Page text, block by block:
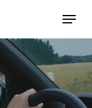
Sulje